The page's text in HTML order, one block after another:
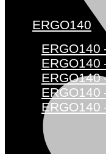
ERGO140
ERGO140
ERGO140
ERGO140
ERGO140
ERGO140